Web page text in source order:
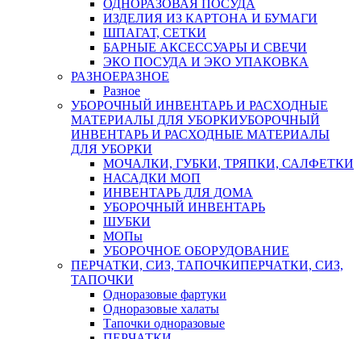
ОДНОРАЗОВАЯ ПОСУДА
ИЗДЕЛИЯ ИЗ КАРТОНА И БУМАГИ
ШПАГАТ, СЕТКИ
БАРНЫЕ АКСЕССУАРЫ И СВЕЧИ
ЭКО ПОСУДА И ЭКО УПАКОВКА
РАЗНОЕРАЗНОЕ
Разное
УБОРОЧНЫЙ ИНВЕНТАРЬ И РАСХОДНЫЕ
МАТЕРИАЛЫ ДЛЯ УБОРКИУБОРОЧНЫЙ
ИНВЕНТАРЬ И РАСХОДНЫЕ МАТЕРИАЛЫ
ДЛЯ УБОРКИ
МОЧАЛКИ, ГУБКИ, ТРЯПКИ, САЛФЕТКИ
НАСАДКИ МОП
ИНВЕНТАРЬ ДЛЯ ДОМА
УБОРОЧНЫЙ ИНВЕНТАРЬ
ШУБКИ
МОПы
УБОРОЧНОЕ ОБОРУДОВАНИЕ
ПЕРЧАТКИ, СИЗ, ТАПОЧКИПЕРЧАТКИ, СИЗ,
ТАПОЧКИ
Одноразовые фартуки
Одноразовые халаты
Тапочки одноразовые